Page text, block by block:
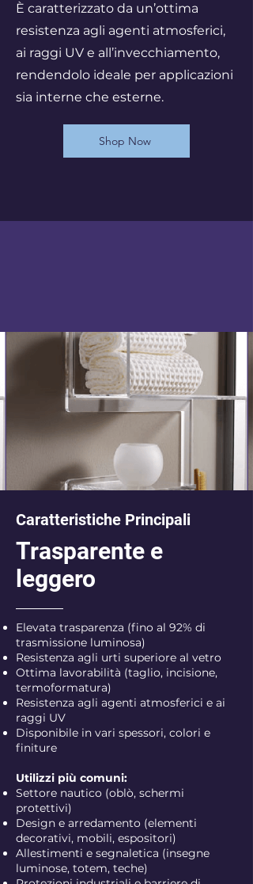
È caratterizzato da un’ottima
resistenza agli agenti atmosferici,
ai raggi UV e all’invecchiamento,
rendendolo ideale per applicazioni
sia interne che esterne.
Shop Now
Caratteristiche Principali
Trasparente e
leggero
Elevata trasparenza (fino al 92% di
trasmissione luminosa)
Resistenza agli urti superiore al vetro
Ottima lavorabilità (taglio, incisione,
termoformatura)
Resistenza agli agenti atmosferici e ai
raggi UV
Disponibile in vari spessori, colori e
finiture
Utilizzi più comuni:
Settore nautico (oblò, schermi
protettivi)
Design e arredamento (elementi
decorativi, mobili, espositori)
Allestimenti e segnaletica (insegne
luminose, totem, teche)